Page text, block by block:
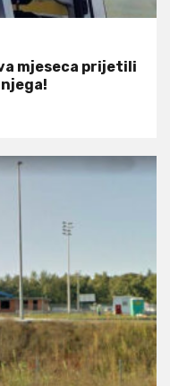
mjeseca prijetili